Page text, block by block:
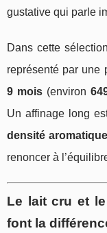
gustative qui parle
Dans cette
représenté par
9 mois (environ
Un affinage long
densité aromatique
renoncer à
Le lait cru et
font la